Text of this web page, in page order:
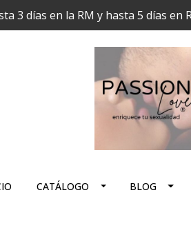
3 días en la RM y hasta 5 días
CATÁLOGO BLOG